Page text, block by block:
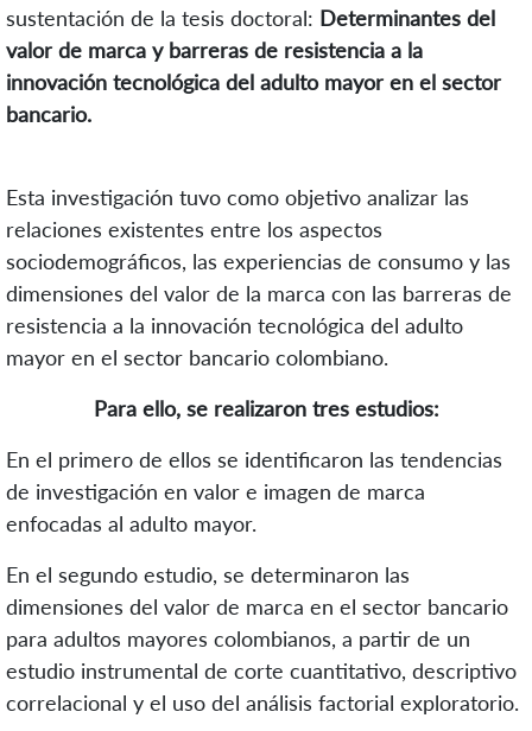
sustentación de la tesis doctoral: Determinantes del
valor de marca y barreras de resistencia a la
innovación tecnológica del adulto mayor en el sector
bancario.
Esta investigación tuvo como objetivo analizar las
relaciones existentes entre los aspectos
sociodemográficos, las experiencias de consumo y las
dimensiones del valor de la marca con las barreras de
resistencia a la innovación tecnológica del adulto
mayor en el sector bancario colombiano.
Para ello, se realizaron tres estudios:
En el primero de ellos se identificaron las tendencias
de investigación en valor e imagen de marca
enfocadas al adulto mayor.
En el segundo estudio, se determinaron las
dimensiones del valor de marca en el sector bancario
para adultos mayores colombianos, a partir de un
estudio instrumental de corte cuantitativo, descriptivo
correlacional y el uso del análisis factorial exploratorio.